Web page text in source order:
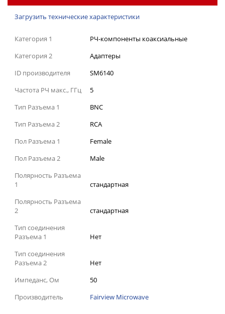
Загрузить технические характеристики
Категория 1
РЧ-компоненты коаксиальные
Категория 2
Адаптеры
ID производителя
SM6140
Частота РЧ макс., ГГц
5
Тип Разъема 1
BNC
Тип Разъема 2
RCA
Пол Разъема 1
Female
Пол Разъема 2
Male
Полярность Разъема
1
стандартная
Полярность Разъема
2
стандартная
Тип соединения
Разъема 1
Нет
Тип соединения
Разъема 2
Нет
Импеданс, Ом
50
Производитель
Fairview Microwave